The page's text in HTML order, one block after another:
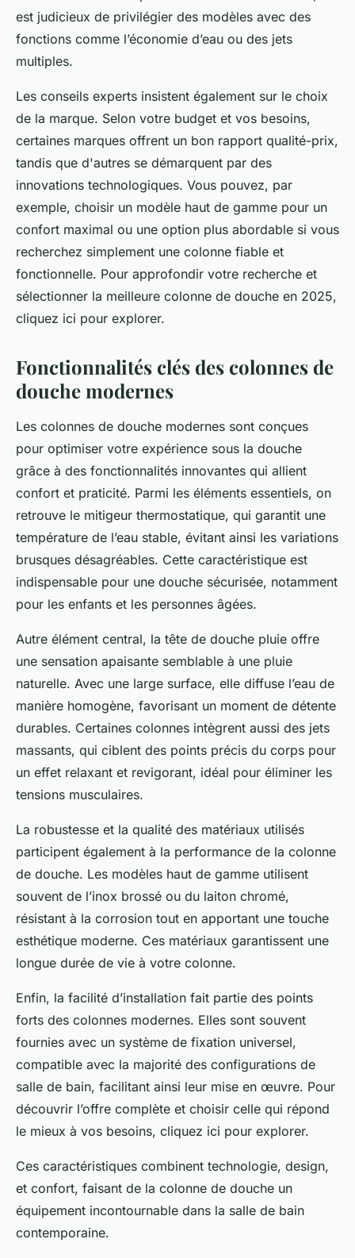
est judicieux de privilégier des modèles avec des
fonctions comme l’économie d’eau ou des jets
multiples.
Les conseils experts insistent également sur le choix
de la marque. Selon votre budget et vos besoins,
certaines marques offrent un bon rapport qualité-prix,
tandis que d'autres se démarquent par des
innovations technologiques. Vous pouvez, par
exemple, choisir un modèle haut de gamme pour un
confort maximal ou une option plus abordable si vous
recherchez simplement une colonne fiable et
fonctionnelle. Pour approfondir votre recherche et
sélectionner la meilleure colonne de douche en 2025,
cliquez ici pour explorer.
Fonctionnalités clés des colonnes de
douche modernes
Les colonnes de douche modernes sont conçues
pour optimiser votre expérience sous la douche
grâce à des fonctionnalités innovantes qui allient
confort et praticité. Parmi les éléments essentiels, on
retrouve le mitigeur thermostatique, qui garantit une
température de l’eau stable, évitant ainsi les variations
brusques désagréables. Cette caractéristique est
indispensable pour une douche sécurisée, notamment
pour les enfants et les personnes âgées.
Autre élément central, la tête de douche pluie offre
une sensation apaisante semblable à une pluie
naturelle. Avec une large surface, elle diffuse l’eau de
manière homogène, favorisant un moment de détente
durables. Certaines colonnes intègrent aussi des jets
massants, qui ciblent des points précis du corps pour
un effet relaxant et revigorant, idéal pour éliminer les
tensions musculaires.
La robustesse et la qualité des matériaux utilisés
participent également à la performance de la colonne
de douche. Les modèles haut de gamme utilisent
souvent de l’inox brossé ou du laiton chromé,
résistant à la corrosion tout en apportant une touche
esthétique moderne. Ces matériaux garantissent une
longue durée de vie à votre colonne.
Enfin, la facilité d’installation fait partie des points
forts des colonnes modernes. Elles sont souvent
fournies avec un système de fixation universel,
compatible avec la majorité des configurations de
salle de bain, facilitant ainsi leur mise en œuvre. Pour
découvrir l’offre complète et choisir celle qui répond
le mieux à vos besoins, cliquez ici pour explorer.
Ces caractéristiques combinent technologie, design,
et confort, faisant de la colonne de douche un
équipement incontournable dans la salle de bain
contemporaine.